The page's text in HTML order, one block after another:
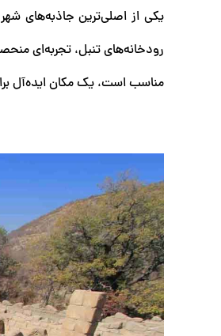
یکی از اصلی‌ترین جاذبه‌های
رودخانه‌های تنبل، تجربه‌ای
مناسب است، یک مکان ایده‌آل